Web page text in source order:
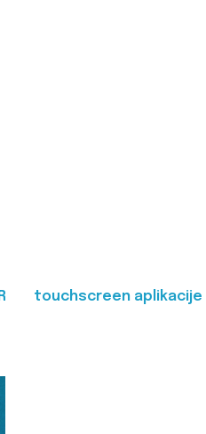
touchscreen aplikacije